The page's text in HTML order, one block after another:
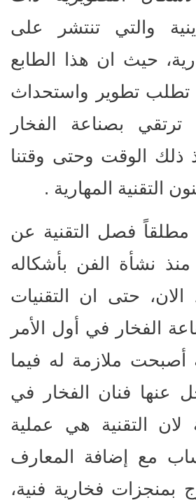
والتي تنتشر على
حيث ان هذا الطابع
تطلب تطوير واستحداث
ترتقي بصناعة الفخار
ذلك الوقت وحتى وقتنا
التقنية المهارية .
مطلقاً فصل التقنية عن
نشأة الفن بأشكاله
حتى ان التقنيات
الفخار في أول الأمر
أصبحت ملازمة له فيما
عنها فنان الفخار في
لان التقنية هي عملية
مع إضافة المعارف
بمنجزات فخارية فنية،